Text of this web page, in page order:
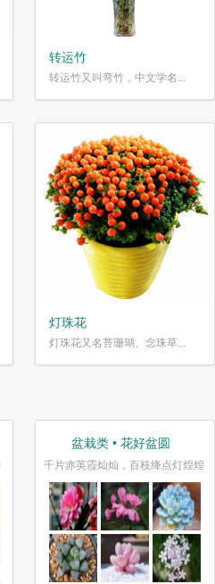
转运竹
转运竹又叫弯竹，中文学名...
灯珠花
灯珠花又名苔珊瑚、念珠草...
盆栽类 • 花好盆圆
千片赤英霞灿灿，百枝绛点灯煌煌